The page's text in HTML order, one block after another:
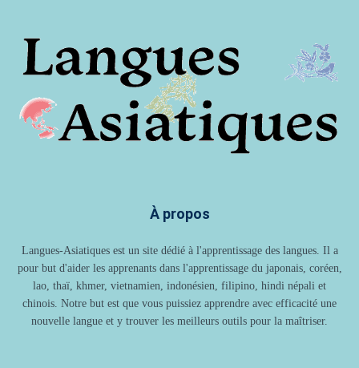
À propos
Langues-Asiatiques est un site dédié à l'apprentissage des langues. Il a
pour but d'aider les apprenants dans l'apprentissage du japonais, coréen,
lao, thaï, khmer, vietnamien, indonésien, filipino, hindi népali et
chinois. Notre but est que vous puissiez apprendre avec efficacité une
nouvelle langue et y trouver les meilleurs outils pour la maîtriser.